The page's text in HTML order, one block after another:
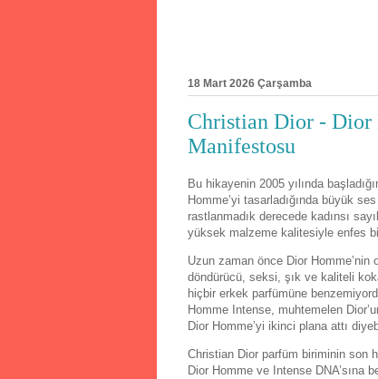
18 Mart 2026 Çarşamba
Christian Dior - Dior
Manifestosu
Bu hikayenin 2005 yılında
Homme’yi tasarladığında büyük
rastlanmadık derecede kadınsı
yüksek malzeme kalitesiyle enfes
Uzun zaman önce Dior Homme’nin
döndürücü, seksi, şık ve kaliteli
hiçbir erkek parfümüne
Homme Intense, muhtemelen
Dior Homme’yi ikinci plana attı
Christian Dior parfüm biriminin son
Dior Homme ve Intense DNA’sına